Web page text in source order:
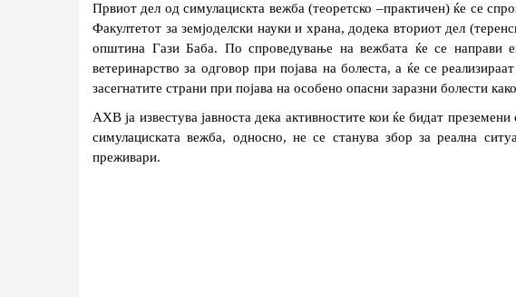
Првиот дел од симулацискта вежба (теоретско –практичен) ќе се
Факултетот за земјоделски науки и храна, додека вториот дел
општина Гази Баба. По спроведување на вежбата ќе се направи
ветеринарство за одговор при појава на болеста, а ќе се
засегнатите страни при појава на особено опасни заразни болести
АХВ ја известува јавноста дека активностите кои ќе бидат
симулациската вежба, односно, не се станува збор за реална
преживари.